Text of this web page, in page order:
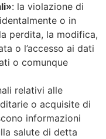
: la violazione di
o in
perdita, la modifica,
o l’accesso ai dati
o comunque
relativi alle
o acquisite di
informazioni
salute di detta